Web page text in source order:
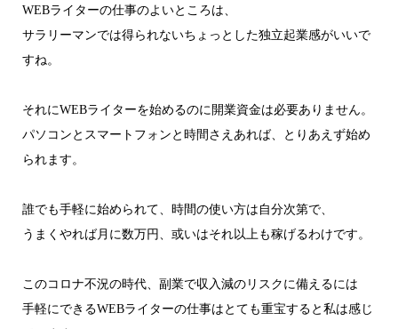
WEBライターの仕事のよいところは、
サラリーマンでは得られないちょっとした独立起業感がいいで
すね。
それにWEBライターを始めるのに開業資金は必要ありません。
パソコンとスマートフォンと時間さえあれば、とりあえず始め
られます。
誰でも手軽に始められて、時間の使い方は自分次第で、
うまくやれば月に数万円、或いはそれ以上も稼げるわけです。
このコロナ不況の時代、副業で収入減のリスクに備えるには
手軽にできるWEBライターの仕事はとても重宝すると私は感じ